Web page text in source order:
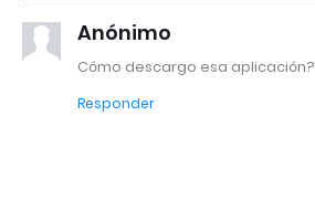
Anónimo
Cómo descargo esa aplicación?
Responder